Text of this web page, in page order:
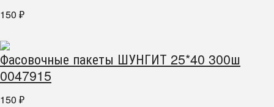
150 ₽
Фасовочные пакеты ШУНГИТ 25*40 300ш
0047915
150 ₽